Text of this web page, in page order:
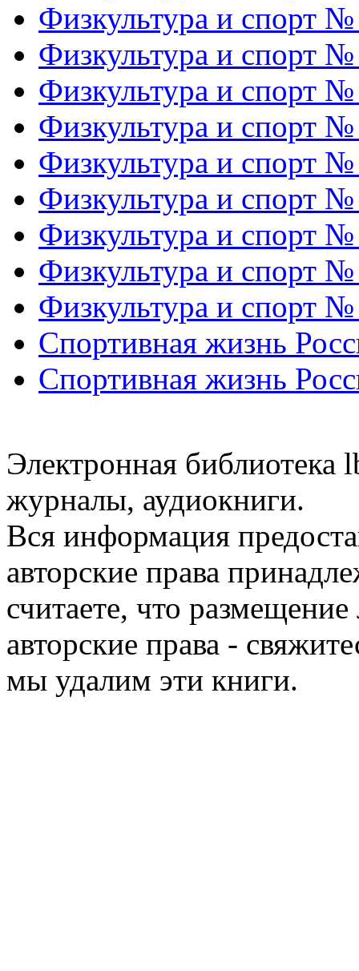
Физкультура и спорт
Физкультура и спорт
Физкультура и спорт
Физкультура и спорт
Физкультура и спорт
Физкультура и спорт
Физкультура и спорт
Физкультура и спорт
Физкультура и спорт
Спортивная жизнь
Спортивная жизнь
Электронная библиотека
журналы, аудиокниги.
Вся информация
авторские права
считаете, что
авторские права -
мы удалим эти книги.